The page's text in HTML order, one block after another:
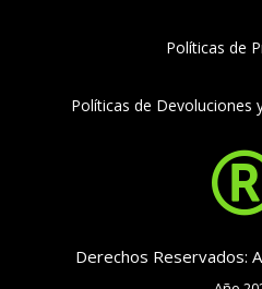
Políticas de
Políticas de Devoluciones
Derechos Reservados: